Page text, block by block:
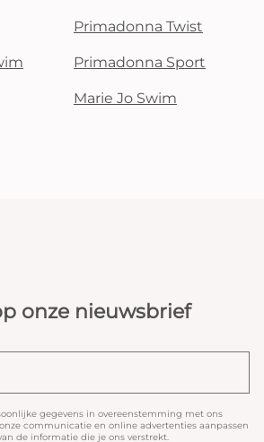
Primadonna Twist
Primadonna Sport
Marie Jo Swim
onze nieuwsbrief
gegevens in overeenstemming met ons
communicatie en online advertenties aanpassen
de informatie die je ons verstrekt.